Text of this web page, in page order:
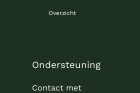
Overzicht
Ondersteuning
Contact met